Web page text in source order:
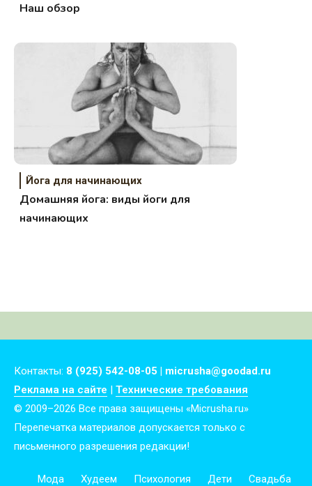
Наш обзор
Йога для начинающих
Домашняя йога: виды йоги для
начинающих
Контакты: 8 (925) 542-08-05 | micrusha@goodad.ru
Реклама на сайте | Технические требования
© 2009–2026 Все права защищены «Micrusha.ru»
Перепечатка материалов допускается только с
письменного разрешения редакции!
Мода Худеем Психология Дети Свадьба